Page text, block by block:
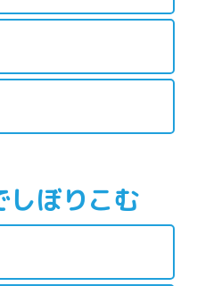
しぼりこむ